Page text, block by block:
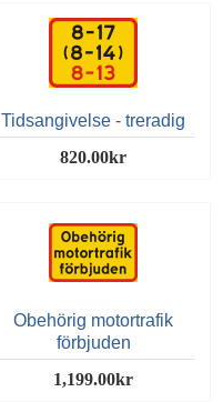
Tidsangivelse - treradig
820.00kr
Obehörig motortrafik
förbjuden
1,199.00kr